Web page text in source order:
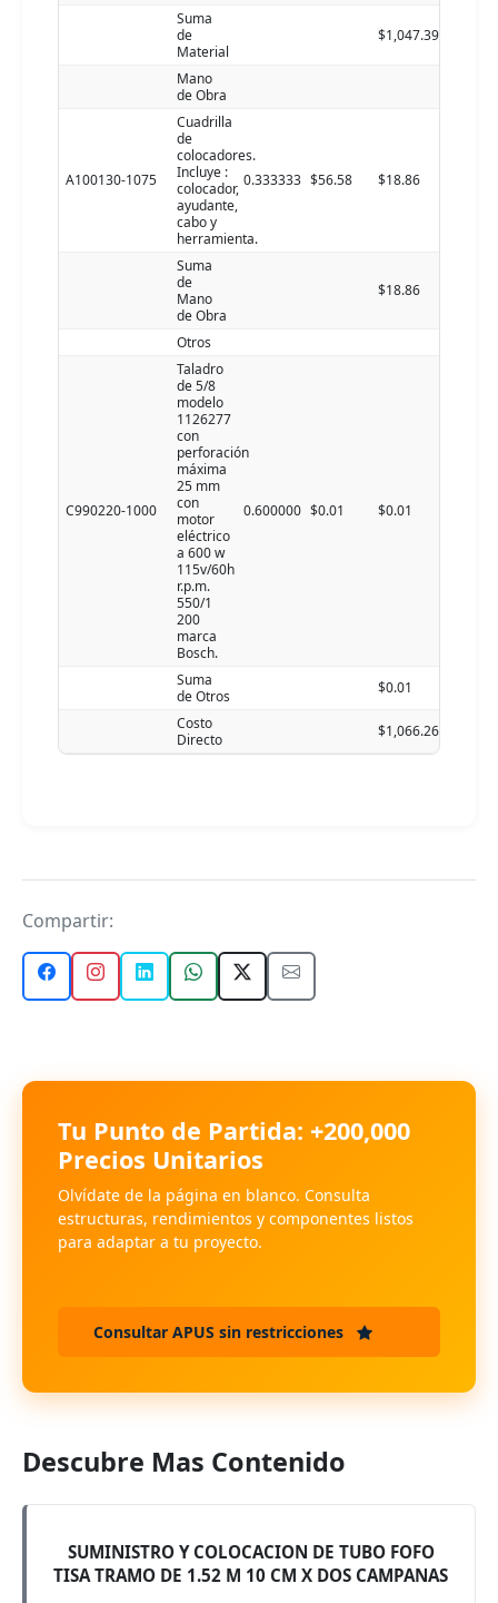
Suma
de
Material
$1,047.39
Mano
de Obra
A100130-1075
Cuadrilla
de
colocadores.
Incluye :
colocador,
ayudante,
cabo y
herramienta.
0.333333 $56.58 $18.86
Suma
de
Mano
de Obra
$18.86
Otros
C990220-1000
Taladro
de 5/8
modelo
1126277
con
perforación
máxima
25 mm
con
motor
eléctrico
a 600 w
115v/60h
r.p.m.
550/1
200
marca
Bosch.
0.600000 $0.01 $0.01
Suma
de Otros
$0.01
Costo
Directo
$1,066.26
Compartir:
Tu Punto de Partida: +200,000
Precios Unitarios
Olvídate de la página en blanco. Consulta
estructuras, rendimientos y componentes listos
para adaptar a tu proyecto.
Consultar APUS sin restricciones
Descubre Mas Contenido
SUMINISTRO Y COLOCACION DE TUBO FOFO
TISA TRAMO DE 1.52 M 10 CM X DOS CAMPANAS